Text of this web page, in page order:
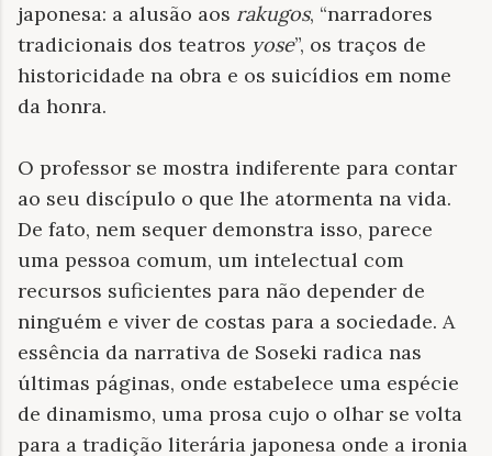
japonesa: a alusão aos rakugos, “narradores
tradicionais dos teatros yose”, os traços de
historicidade na obra e os suicídios em nome
da honra.
O professor se mostra indiferente para contar
ao seu discípulo o que lhe atormenta na vida.
De fato, nem sequer demonstra isso, parece
uma pessoa comum, um intelectual com
recursos suficientes para não depender de
ninguém e viver de costas para a sociedade. A
essência da narrativa de Soseki radica nas
últimas páginas, onde estabelece uma espécie
de dinamismo, uma prosa cujo o olhar se volta
para a tradição literária japonesa onde a ironia